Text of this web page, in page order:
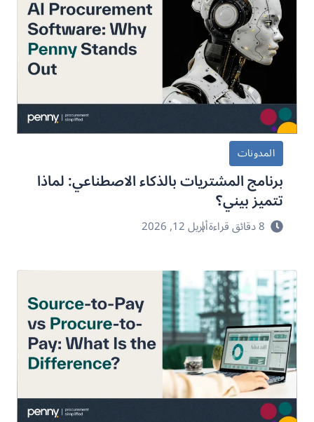
المدونات
برنامج المشتريات بالذكاء الاصطناعي: لماذا
تتميز بيني؟
8 دقائق قراءة أبريل 12, 2026